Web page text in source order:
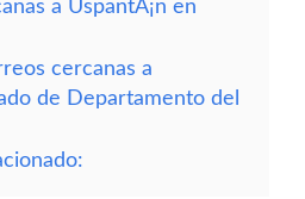
a UspantÃ¡n en
cercanas a
de Departamento del